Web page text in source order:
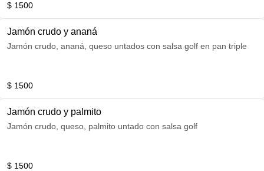
$ 1500
Jamón crudo y ananá
Jamón crudo, ananá, queso untados con salsa golf en pan triple
$ 1500
Jamón crudo y palmito
Jamón crudo, queso, palmito untado con salsa golf
$ 1500